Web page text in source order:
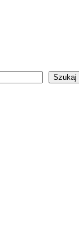
Szukaj